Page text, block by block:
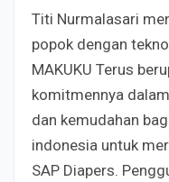
Titi Nurmalasari
popok dengan
MAKUKU Terus
komitmennya
dan kemudahan
indonesia untuk
SAP Diapers.